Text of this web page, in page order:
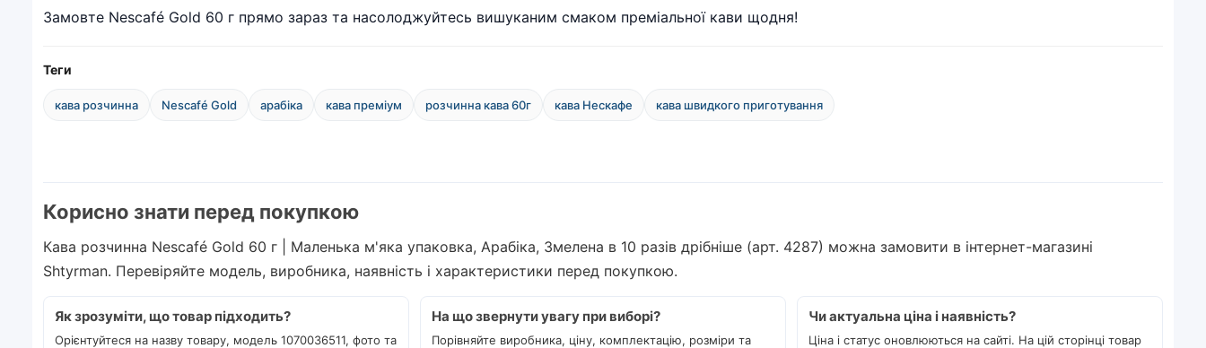
Замовте Nescafé Gold 60 г прямо зараз та насолоджуйтесь вишуканим смаком преміальної кави щодня!
Теги
кава розчинна Nescafé Gold арабіка кава преміум розчинна кава 60г кава Нескафе кава швидкого приготування
Корисно знати перед покупкою
Кава розчинна Nescafé Gold 60 г | Маленька м'яка упаковка, Арабіка, Змелена в 10 разів дрібніше (арт. 4287) можна замовити в інтернет-магазині
Shtyrman. Перевіряйте модель, виробника, наявність і характеристики перед покупкою.
Як зрозуміти, що товар підходить?
Орієнтуйтеся на назву товару, модель 1070036511, фото та
На що звернути увагу при виборі?
Порівняйте виробника, ціну, комплектацію, розміри та
Чи актуальна ціна і наявність?
Ціна і статус оновлюються на сайті. На цій сторінці товар